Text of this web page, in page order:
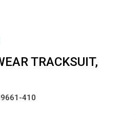
TRACKSUIT,
410